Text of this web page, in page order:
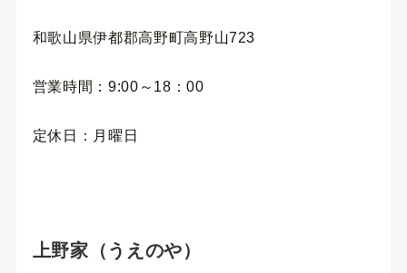
和歌山県伊都郡高野町高野山723
営業時間：9:00～18：00
定休日：月曜日
上野家（うえのや）